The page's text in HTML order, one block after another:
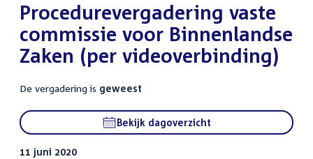
:Procedurevergadering vaste
commissie voor Binnenlandse
Zaken (per videoverbinding)
De vergadering is geweest
Bekijk dagoverzicht
11 juni 2020